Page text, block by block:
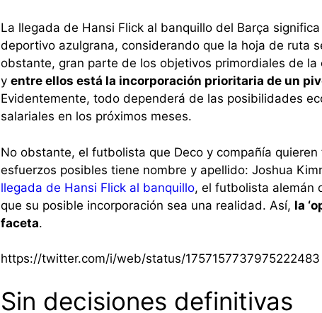
La llegada de Hansi Flick al banquillo del Barça
deportivo azulgrana, considerando que la hoja de ruta
obstante, gran parte de los objetivos primordiales de
y entre ellos está la incorporación prioritaria de un
Evidentemente, todo dependerá de las posibilidades
salariales en los próximos meses.
No obstante, el futbolista que Deco y compañía
esfuerzos posibles tiene nombre y apellido: Joshua
llegada de Hansi Flick al banquillo, el futbolista alemán
que su posible incorporación sea una realidad. Así, la
faceta.
https://twitter.com/i/web/status/1757157737975222483
Sin decisiones definitivas